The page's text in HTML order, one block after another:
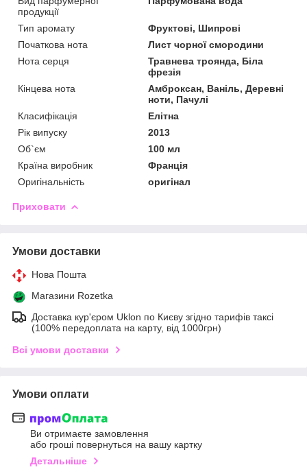
продукції
Тип аромату
Фруктові, Шипрові
Початкова нота
Лист чорної смородини
Нота серця
Травнева троянда, Біла
фрезія
Кінцева нота
Амброксан, Ваніль, Деревні
ноти, Пачулі
Класифікація
Елітна
Рік випуску
2013
Об`єм
100 мл
Країна виробник
Франція
Оригінальність
оригінал
Приховати
Умови доставки
Нова Пошта
Магазини Rozetka
Доставка кур'єром Uklon по Києву згідно тарифів таксі
(100% передоплата на карту, від 1000грн)
Всі умови доставки
Умови оплати
Ви отримаєте замовлення
або гроші повернуться на вашу картку
Детальніше